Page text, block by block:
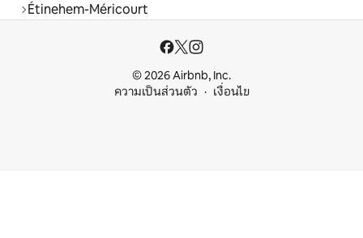
Étinehem-Méricourt
© 2026 Airbnb, Inc.
ความเป็นส่วนตัว
เงื่อนไข